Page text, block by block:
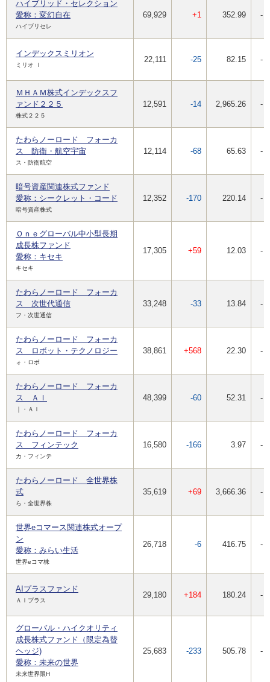
ハイブリッド・セレクション
愛称：変幻自在
ハイブリセレ
69,929 +1 352.99 -
インデックスミリオン
ミリオ Ｉ
22,111 -25 82.15 -
ＭＨＡＭ株式インデックスフ
ァンド２２５
株式２２５
12,591 -14 2,965.26 -
たわらノーロード フォーカ
ス 防衛・航空宇宙
ス・防衛航空
12,114 -68 65.63 -
暗号資産関連株式ファンド
愛称：シークレット・コード
暗号資産株式
12,352 -170 220.14 -
Ｏｎｅグローバル中小型長期
成長株ファンド
愛称：キセキ
キセキ
17,305 +59 12.03 -
たわらノーロード フォーカ
ス 次世代通信
フ・次世通信
33,248 -33 13.84 -
たわらノーロード フォーカ
ス ロボット・テクノロジー
ォ・ロボ
38,861 +568 22.30 -
たわらノーロード フォーカ
ス ＡＩ
｜・ＡＩ
48,399 -60 52.31 -
たわらノーロード フォーカ
ス フィンテック
カ・フィンテ
16,580 -166 3.97 -
たわらノーロード 全世界株
式
ら・全世界株
35,619 +69 3,666.36 -
世界eコマース関連株式オープ
ン
愛称：みらい生活
世界eコマ株
26,718 -6 416.75 -
AIプラスファンド
ＡＩプラス
29,180 +184 180.24 -
グローバル・ハイクオリティ
成長株式ファンド（限定為替
ヘッジ)
愛称：未来の世界
未来世界限H
25,683 -233 505.78 -